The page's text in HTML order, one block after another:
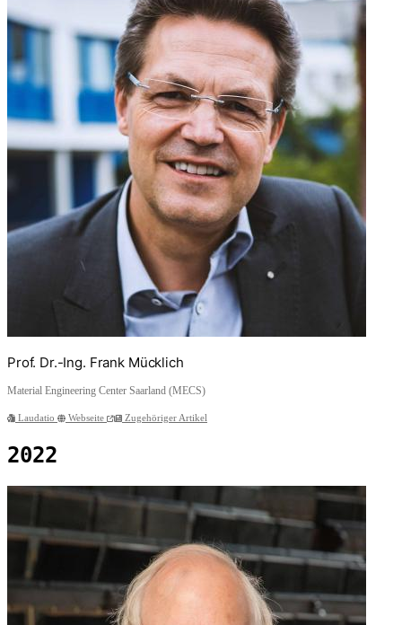
Prof. Dr.-Ing. Frank Mücklich
Material Engineering Center Saarland (MECS)
Laudatio Webseite Zugehöriger Artikel
2022